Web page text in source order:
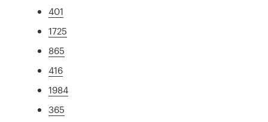
401
1725
865
416
1984
365